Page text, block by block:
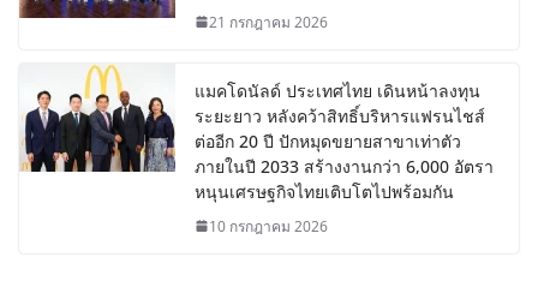
21 กรกฎาคม 2026
แมคโดนัลด์ ประเทศไทย เดินหน้าลงทุน
ระยะยาว หลังคว้าสิทธิ์บริหารแฟรนไชส์
ต่ออีก 20 ปี ปักหมุดขยายสาขาเท่าตัว
ภายในปี 2033 สร้างงานกว่า 6,000 อัตรา
หนุนเศรษฐกิจไทยเติบโตไปพร้อมกัน
10 กรกฎาคม 2026